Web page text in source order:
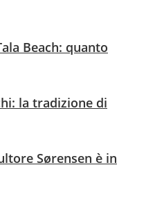
Beach: quanto
la tradizione di
Sørensen è in